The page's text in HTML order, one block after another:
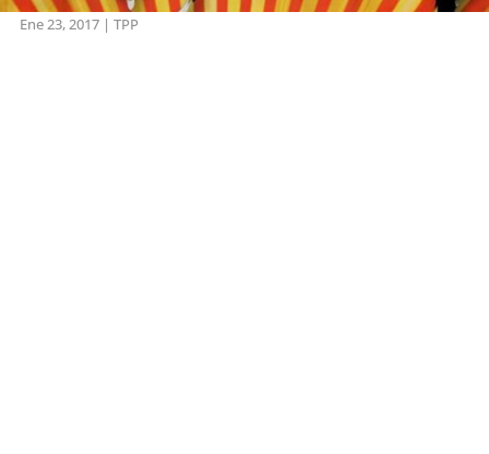
Ene 23, 2017| TPP